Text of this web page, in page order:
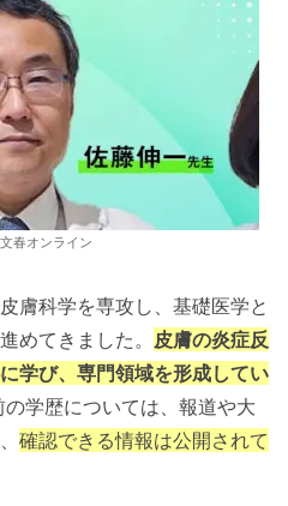
春オンライン
膚科学を専攻し、基礎医学と
めてきました。 皮膚の炎症反
学び、専門領域を形成してい
学歴については、報道や大
確認できる情報は公開されて